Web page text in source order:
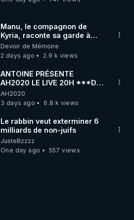
Manu, le compagnon de
Kyria, raconte sa garde à
vue musclée. PARTAGEZ!
Devoir de Mémoire
2 days ago
2.9 k views
ANTOINE PRÉSENTE
AH2020 LE LIVE 20H ***DU
06/08/2026***
AH2020
3 days ago
6.8 k views
Le rabbin veut exterminer 6
milliards de non-juifs
JusteBzzzz
One day ago
557 views